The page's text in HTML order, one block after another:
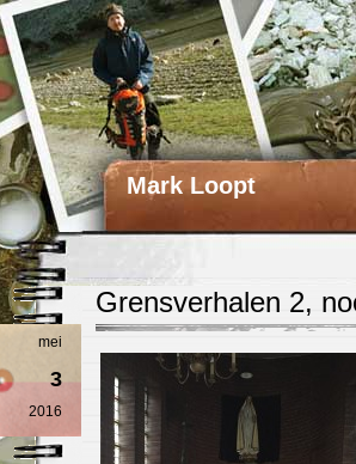
Mark Loopt
Grensverhalen 2,
mei
3
2016